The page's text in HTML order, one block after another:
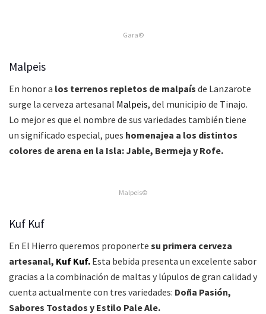
Gara©
Malpeis
En honor a los terrenos repletos de malpaís de Lanzarote
surge la cerveza artesanal Malpeis, del municipio de Tinajo.
Lo mejor es que el nombre de sus variedades también tiene
un significado especial, pues homenajea a los distintos
colores de arena en la Isla: Jable, Bermeja y Rofe.
Malpeis©
Kuf Kuf
En El Hierro queremos proponerte su primera cerveza
artesanal, Kuf Kuf. Esta bebida presenta un excelente sabor
gracias a la combinación de maltas y lúpulos de gran calidad y
cuenta actualmente con tres variedades: Doña Pasión,
Sabores Tostados y Estilo Pale Ale.